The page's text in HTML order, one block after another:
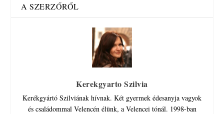
A SZERZŐRŐL
Kerekgyarto Szilvia
Kerékgyártó Szilviának hívnak. Két gyermek édesanyja vagyok
és családommal Velencén élünk, a Velencei tónál. 1998-ban